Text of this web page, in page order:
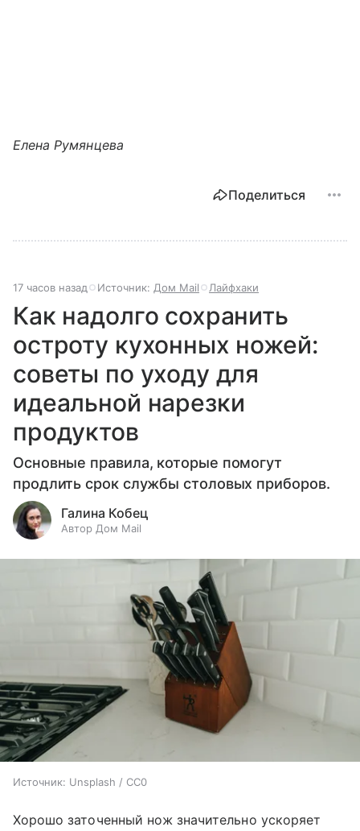
Елена Румянцева
Поделиться
17 часов назад Источник: Дом Mail Лайфхаки
Как надолго сохранить
остроту кухонных ножей:
советы по уходу для
идеальной нарезки
продуктов
Основные правила, которые помогут
продлить срок службы столовых приборов.
Галина Кобец
Автор Дом Mail
Источник: Unsplash / CC0
Хорошо заточенный нож значительно ускоряет